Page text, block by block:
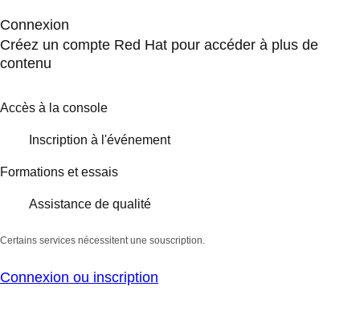
Connexion
Créez un compte Red Hat pour accéder à plus de
contenu
Accès à la console
Inscription à l'événement
Formations et essais
Assistance de qualité
Certains services nécessitent une souscription.
Connexion ou inscription